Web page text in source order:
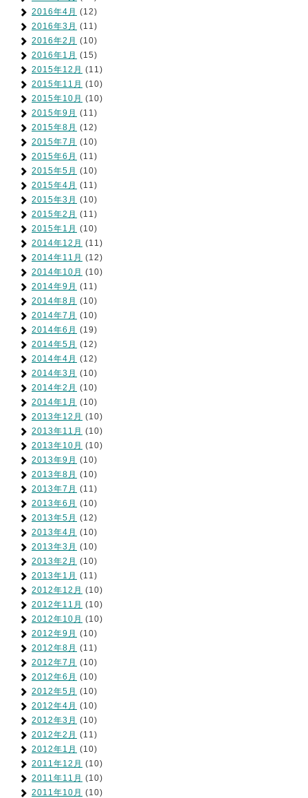
2016年4月 (12)
2016年3月 (11)
2016年2月 (10)
2016年1月 (15)
2015年12月 (11)
2015年11月 (10)
2015年10月 (10)
2015年9月 (11)
2015年8月 (12)
2015年7月 (10)
2015年6月 (11)
2015年5月 (10)
2015年4月 (11)
2015年3月 (10)
2015年2月 (11)
2015年1月 (10)
2014年12月 (11)
2014年11月 (12)
2014年10月 (10)
2014年9月 (11)
2014年8月 (10)
2014年7月 (10)
2014年6月 (19)
2014年5月 (12)
2014年4月 (12)
2014年3月 (10)
2014年2月 (10)
2014年1月 (10)
2013年12月 (10)
2013年11月 (10)
2013年10月 (10)
2013年9月 (10)
2013年8月 (10)
2013年7月 (11)
2013年6月 (10)
2013年5月 (12)
2013年4月 (10)
2013年3月 (10)
2013年2月 (10)
2013年1月 (11)
2012年12月 (10)
2012年11月 (10)
2012年10月 (10)
2012年9月 (10)
2012年8月 (11)
2012年7月 (10)
2012年6月 (10)
2012年5月 (10)
2012年4月 (10)
2012年3月 (10)
2012年2月 (11)
2012年1月 (10)
2011年12月 (10)
2011年11月 (10)
2011年10月 (10)